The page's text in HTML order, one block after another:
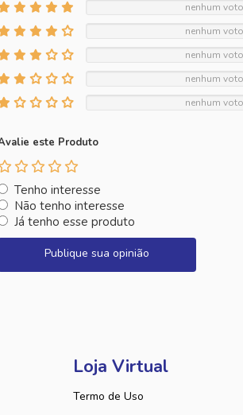
nenhum voto
nenhum voto
nenhum voto
nenhum voto
nenhum voto
este Produto
Tenho interesse
Não tenho interesse
Já tenho esse produto
Publique sua opinião
Loja Virtual
Termo de Uso